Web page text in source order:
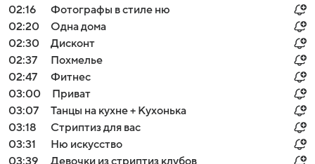
02:16
Фотографы в стиле ню
02:20
Одна дома
02:30
Дисконт
02:37
Похмелье
02:47
Фитнес
03:00
Приват
03:07
Танцы на кухне + Кухонька
03:18
Стриптиз для вас
03:31
Ню искусство
03:39
Девочки из стриптиз клубов